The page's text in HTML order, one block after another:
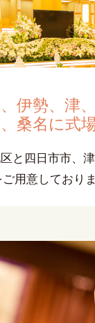
伊勢、津
桑名に式
と四日市市、
用意しておりま